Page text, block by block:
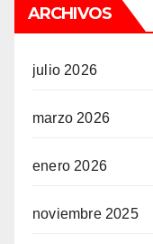
ARCHIVOS
julio 2026
marzo 2026
enero 2026
noviembre 2025